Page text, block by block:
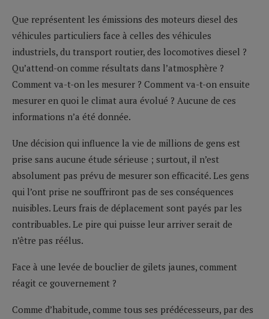
Que représentent les émissions des moteurs diesel des
véhicules particuliers face à celles des véhicules
industriels, du transport routier, des locomotives diesel ?
Qu’attend-on comme résultats dans l’atmosphère ?
Comment va-t-on les mesurer ? Comment va-t-on ensuite
mesurer en quoi le climat aura évolué ? Aucune de ces
informations n’a été donnée.
Une décision qui influence la vie de millions de gens est
prise sans aucune étude sérieuse ; surtout, il n’est
absolument pas prévu de mesurer son efficacité. Les gens
qui l’ont prise ne souffriront pas de ses conséquences
nuisibles. Leurs frais de déplacement sont payés par les
contribuables. Le pire qui puisse leur arriver serait de
n’être pas réélus.
Face à une levée de bouclier de gilets jaunes, comment
réagit ce gouvernement ?
Comme d’habitude, comme tous ses prédécesseurs, par des